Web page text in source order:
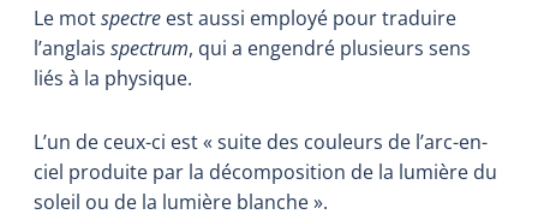
Le motspectre est aussi employé pour traduire
l’anglais spectrum, qui a engendré plusieurs sens
liés à la physique.
L’un de ceux-ci est « suite des couleurs de l’arc-en-
ciel produite par la décomposition de la lumière du
soleil ou de la lumière blanche ».